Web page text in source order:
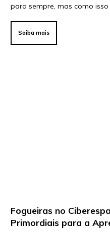
para sempre, mas como
Saiba mais
Fogueiras no
Primordiais para a